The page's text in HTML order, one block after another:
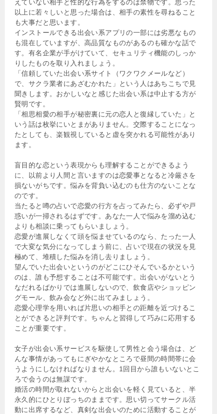
えていない相手と性的な行為をするのは禁物です。思った
以上に若々しいと思った場合は、相手の素性を尋ねること
も大事だと思います。
インストールできる出会い系アプリの一部には劣悪なもの
も混在していますが、高品質なものがあるのも確かな話で
す。有名企業が手がけていて、セキュリティ機能のしっか
りしたものを取り入れましょう。
「信頼していた出会い系サイト（ワクワクメールなど）
で、サクラ業者にあざむかれた」という人はあちこちで見
聞きします。おかしいなと感じた出会い系は中止する方が
賢明です。
「相思相愛の相手が秘密裏に元の恋人と復縁していた」と
いう話は枚挙にいとまがありません。交際することになっ
たとしても、楽観視していると虚を突かれる可能性があり
ます。
盲目的な恋という表現からも理解することができるよう
に、以前より人間と言いますのは恋愛事となると冷厳さを
損ないがちです。悩みを背負い込むのも仕方のないことな
のです。
当たると噂の占いで恋愛の行方を占ってみたら、必ずや戸
惑いが一掃されるはずです。あなた一人で悩みを溜め込む
よりも相談に乗ってもらいましょう。
恋愛が進展しなくて頭を悩ませているのなら、たった一人
で大変な気分になってしまう前に、占いで現在の状況を見
極めて、堆積した悩みを消し去りましょう。
望んでいた出会いというのがどこにひそんでいるかという
のは、誰も予想することは不可能です。出会いがないとう
なだれるばかりでは進展しないので、飲食店やショッピン
グモール、飲み会など外に出てみましょう。
恋愛心理学を用いれば片思いの相手との距離を近づけるこ
とができると評判です。ちゃんと習得して巧みに応用する
ことが重要です。
女子が出会い系サービスを駆使して男性と会う場合は、ど
んな事情があってもにぎやかなところで昼間の時間帯に会
うようにしなければなりません。1回目から誰もいないとこ
ろで会うのは無謀です。
婚活の時間が取れないからと出会いを軽く見ていると、半
永久的にひとりぼっちのままです。思い切ってサークル活
動に出席するなど、真剣な出会いのために活動することが